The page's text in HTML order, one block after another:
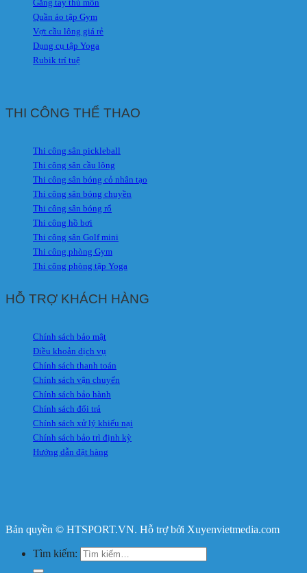
Găng tay thủ môn
Quần áo tập Gym
Vợt cầu lông giá rẻ
Dụng cụ tập Yoga
Rubik trí tuệ
THI CÔNG THỂ THAO
Thi công sân pickleball
Thi công sân cầu lông
Thi công sân bóng cỏ nhân tạo
Thi công sân bóng chuyền
Thi công sân bóng rổ
Thi công hồ bơi
Thi công sân Golf mini
Thi công phòng Gym
Thi công phòng tập Yoga
HỖ TRỢ KHÁCH HÀNG
Chính sách bảo mật
Điều khoản dịch vụ
Chính sách thanh toán
Chính sách vận chuyển
Chính sách bảo hành
Chính sách đổi trả
Chính sách xử lý khiếu nại
Chính sách bảo trì định kỳ
Hướng dẫn đặt hàng
Bản quyền © HTSPORT.VN. Hỗ trợ bởi Xuyenvietmedia.com
Tìm kiếm: